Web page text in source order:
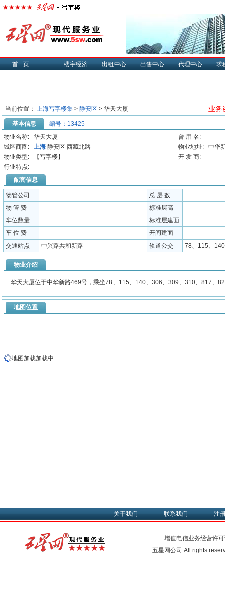
首页 楼宇经济 出租中心 出售中心 代理中心 求
当前位置： 上海写字楼集 > 静安区 > 华天大厦 业务
基本信息
编号：13425
物业名称:
华天大厦
曾 用 名:
城区商圈:
上海 静安区 西藏北路 物业地址:
中华
物业类型:
【写字楼】
开 发 商:
行业特点:
配套信息
物管公司
总 层 数
物 管 费
标准层高
车位数量
标准层建面
车 位 费
开间建面
交通站点
中兴路共和新路 轨道公交 78、115、
物业介绍
华天大厦位于中华新路469号，乘坐78、115、140、306、309、310、817、
地图位置
地图加载加载中...
关于我们 联系我们 注
增值电信业务经营许
五星网公司 All rights